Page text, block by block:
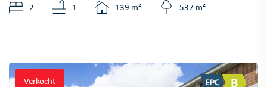
2
1 139 m² 537 m²
Verkocht